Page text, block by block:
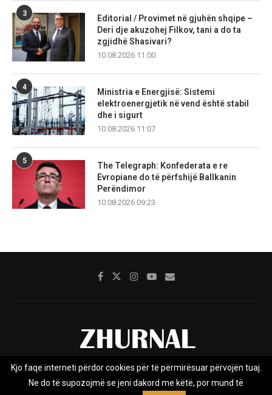
3
Editorial / Provimet në gjuhën shqipe –
Deri dje akuzohej Filkov, tani a do ta
zgjidhë Shasivari?
10.08.2026 11:00
4
Ministria e Energjisë: Sistemi
elektroenergjetik në vend është stabil
dhe i sigurt
10.08.2026 11:07
5
The Telegraph: Konfederata e re
Evropiane do të përfshijë Ballkanin
Perëndimor
10.08.2026 09:23
Rreth nesh Impresumi Marketing
Privacy Policy
Kjo faqe interneti përdor cookies për të përmirësuar përvojën tuaj.
Ne do të supozojmë se jeni dakord me këtë, por mund të